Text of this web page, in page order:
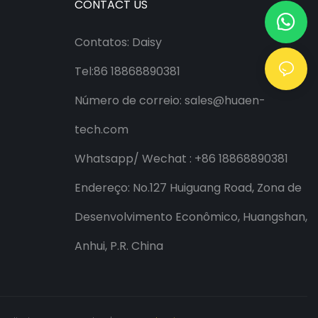
CONTACT US
Contatos: Daisy
Tel:86 18868890381
Número de correio: sales@huaen-
tech.com
Whatsapp/ Wechat : +86 18868890381
Endereço: No.127 Huiguang Road, Zona de
Desenvolvimento Econômico, Huangshan,
Anhui, P.R. China